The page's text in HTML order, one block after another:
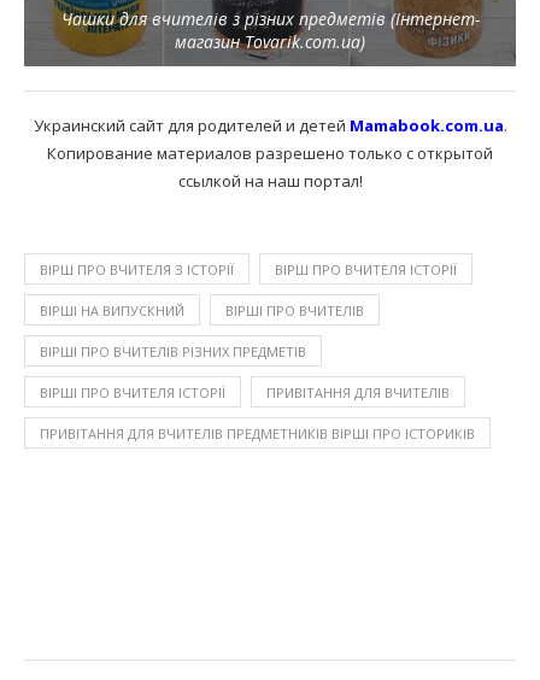
Чашки для вчителів з різних предметів (Інтернет-
магазин Tovarik.com.ua)
Украинский сайт для родителей и детей Mamabook.com.ua.
Копирование материалов разрешено только с открытой
ссылкой на наш портал!
ВІРШ ПРО ВЧИТЕЛЯ З ІСТОРІЇ ВІРШ ПРО ВЧИТЕЛЯ ІСТОРІЇ
ВІРШІ НА ВИПУСКНИЙ ВІРШІ ПРО ВЧИТЕЛІВ
ВІРШІ ПРО ВЧИТЕЛІВ РІЗНИХ ПРЕДМЕТІВ
ВІРШІ ПРО ВЧИТЕЛЯ ІСТОРІЇ ПРИВІТАННЯ ДЛЯ ВЧИТЕЛІВ
ПРИВІТАННЯ ДЛЯ ВЧИТЕЛІВ ПРЕДМЕТНИКІВ ВІРШІ ПРО ІСТОРИКІВ